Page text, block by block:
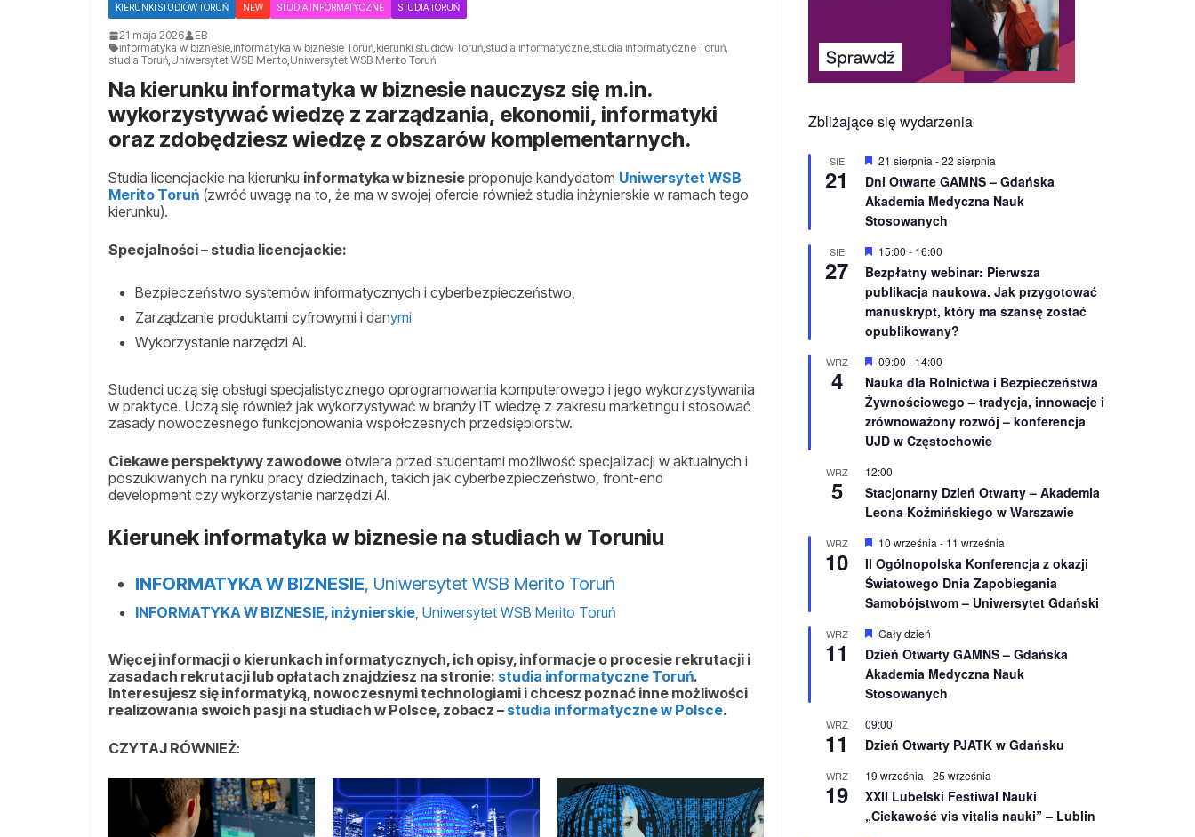
KIERUNKI STUDIÓW TORUŃ NEW STUDIA INFORMATYCZNE STUDIA TORUŃ
21 maja 2026
EB
informatyka w biznesie informatyka w biznesie Toruń kierunki studiów Toruń studia informatyczne studia informatyczne Toruń
studia Toruń Uniwersytet WSB Merito Uniwersytet WSB Merito Toruń
Na kierunku informatyka w biznesie nauczysz się m.in.
wykorzystywać wiedzę z zarządzania, ekonomii, informatyki
oraz zdobędziesz wiedzę z obszarów komplementarnych.
Studia licencjackie na kierunku informatyka w biznesie proponuje kandydatom Uniwersytet WSB
Merito Toruń (zwróć uwagę na to, że ma w swojej ofercie również studia inżynierskie w ramach tego
kierunku).
Specjalności – studia licencjackie:
Bezpieczeństwo systemów informatycznych i cyberbezpieczeństwo,
Zarządzanie produktami cyfrowymi i danymi
Wykorzystanie narzędzi AI.
Studenci uczą się obsługi specjalistycznego oprogramowania komputerowego i jego wykorzystywania
w praktyce. Uczą się również jak wykorzystywać w branży IT wiedzę z zakresu marketingu i stosować
zasady nowoczesnego funkcjonowania współczesnych przedsiębiorstw.
Ciekawe perspektywy zawodowe otwiera przed studentami możliwość specjalizacji w aktualnych i
poszukiwanych na rynku pracy dziedzinach, takich jak cyberbezpieczeństwo, front-end
development czy wykorzystanie narzędzi AI.
Kierunek informatyka w biznesie na studiach w Toruniu
INFORMATYKA W BIZNESIE, Uniwersytet WSB Merito Toruń
INFORMATYKA W BIZNESIE, inżynierskie , Uniwersytet WSB Merito Toruń
Więcej informacji o kierunkach informatycznych, ich opisy, informacje o procesie rekrutacji i
zasadach rekrutacji lub opłatach znajdziesz na stronie: studia informatyczne Toruń.
Interesujesz się informatyką, nowoczesnymi technologiami i chcesz poznać inne możliwości
realizowania swoich pasji na studiach w Polsce, zobacz – studia informatyczne w Polsce.
CZYTAJ RÓWNIEŻ:
Zbliżające się wydarzenia
SIE
21
W
r
ó
ż
n
o
n
e
21 sierpnia -22 sierpnia
Dni Otwarte GAMNS – Gdańska
Akademia Medyczna Nauk
Stosowanych
SIE
27
W
r
ó
ż
n
i
n
e
15:00 - 16:00
Bezpłatny webinar: Pierwsza
publikacja naukowa. Jak przygotować
manuskrypt, który ma szansę zostać
opublikowany?
WRZ
4
W
r
ó
ż
n
i
n
e
09:00 - 14:00
Nauka dla Rolnictwa i Bezpieczeństwa
Żywnościowego – tradycja, innowacje i
zrównoważony rozwój – konferencja
UJD w Częstochowie
WRZ
5
12:00
Stacjonarny Dzień Otwarty – Akademia
Leona Koźmińskiego w Warszawie
WRZ
10
W
y
r
ó
ż
n
o
n
e
10 września - 11 września
II Ogólnopolska Konferencja z okazji
Światowego Dnia Zapobiegania
Samobójstwom – Uniwersytet Gdański
WRZ
11
W
y
r
ó
ż
n
o
n
Cały dzień
Dzień Otwarty GAMNS – Gdańska
Akademia Medyczna Nauk
Stosowanych
WRZ
11
09:00
Dzień Otwarty PJATK w Gdańsku
WRZ
19
19 września -25 września
XXII Lubelski Festiwal Nauki
„Ciekawość vis vitalis nauki” – Lublin